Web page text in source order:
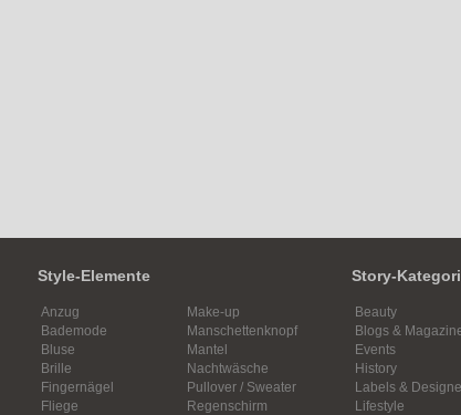
Style-Elemente
Anzug
Bademode
Bluse
Brille
Fingernägel
Fliege
Make-up
Manschettenknopf
Mantel
Nachtwäsche
Pullover / Sweater
Regenschirm
Story-
Beauty
Blogs &
Events
History
Labels &
Lifestyle